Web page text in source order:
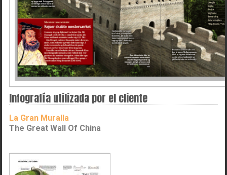
Infografía utilizada por el cliente
La Gran Muralla
The Great Wall Of China